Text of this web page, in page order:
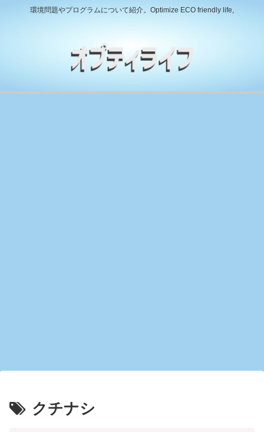
環境問題やプログラムについて紹介。Optimize ECO friendly life,
クチナシ